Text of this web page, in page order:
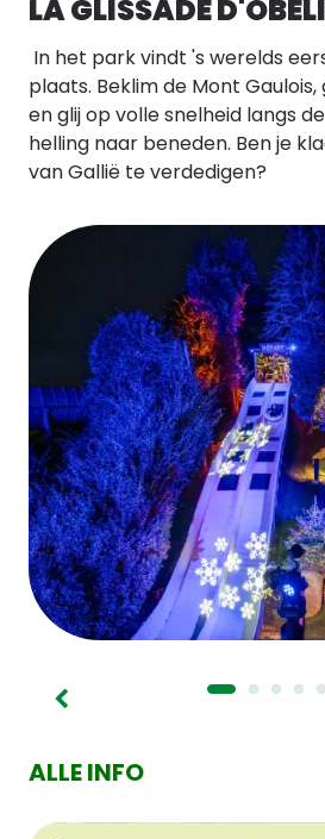
LA GLISSADE
In het park vindt 's werelds
plaats. Beklim de Mont
en glij op volle snelheid langs
helling naar beneden. Ben je
van Gallië te verdedigen?
ALLE INFO